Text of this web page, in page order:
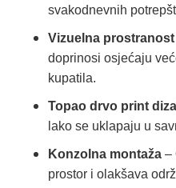
svakodnevnih
Vizuelna prostranost
doprinosi osjećaju
kupatila.
Topao drvo print
lako se uklapaju u
Konzolna montaža –
prostor i olakšava